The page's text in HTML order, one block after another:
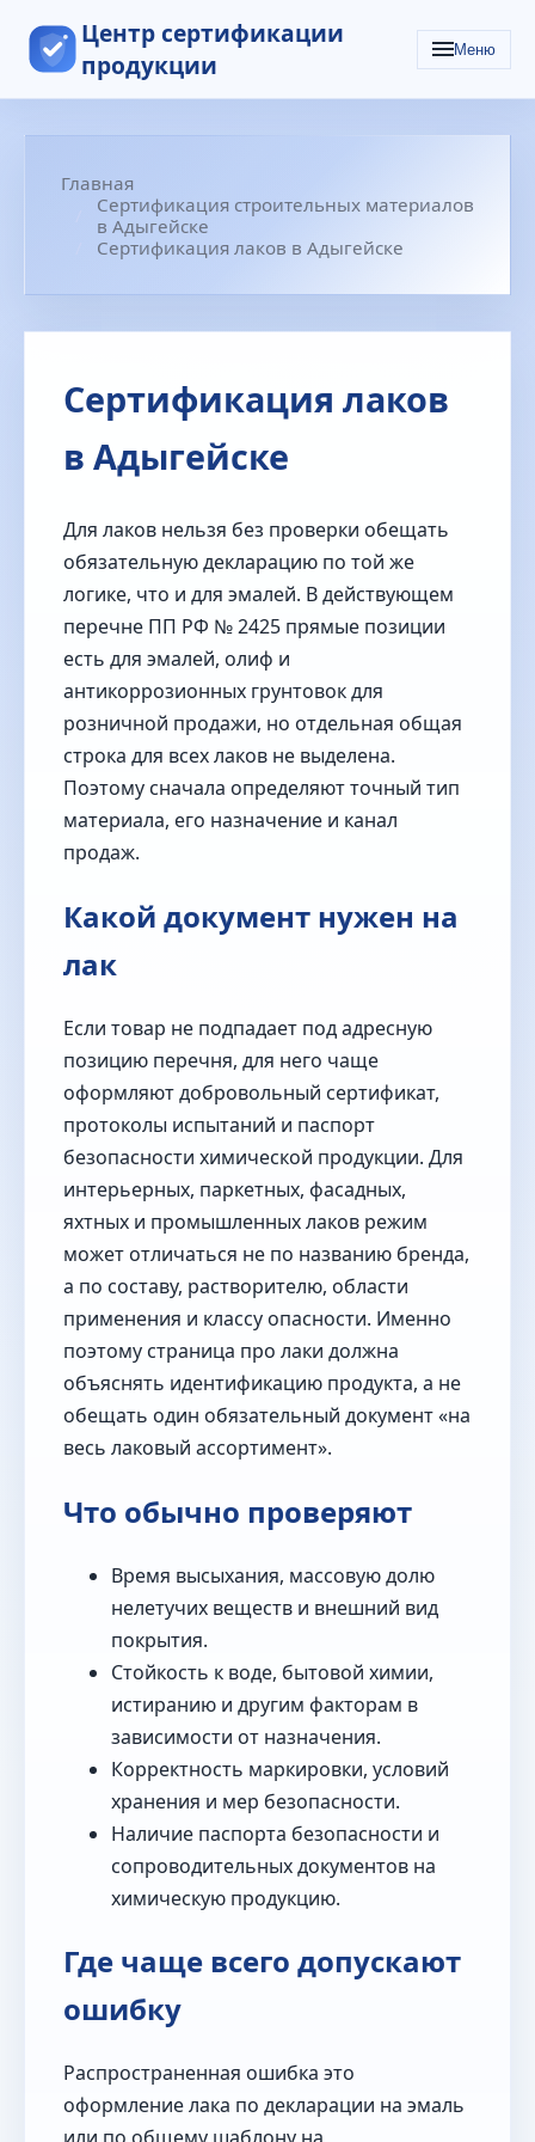
Центр сертификации
продукции
Меню
Главная
Сертификация строительных материалов
в Адыгейске
Сертификация лаков в Адыгейске
Сертификация лаков
в Адыгейске
Для лаков нельзя без проверки обещать
обязательную декларацию по той же
логике, что и для эмалей. В действующем
перечне ПП РФ № 2425 прямые позиции
есть для эмалей, олиф и
антикоррозионных грунтовок для
розничной продажи, но отдельная общая
строка для всех лаков не выделена.
Поэтому сначала определяют точный тип
материала, его назначение и канал
продаж.
Какой документ нужен на
лак
Если товар не подпадает под адресную
позицию перечня, для него чаще
оформляют добровольный сертификат,
протоколы испытаний и паспорт
безопасности химической продукции. Для
интерьерных, паркетных, фасадных,
яхтных и промышленных лаков режим
может отличаться не по названию бренда,
а по составу, растворителю, области
применения и классу опасности. Именно
поэтому страница про лаки должна
объяснять идентификацию продукта, а не
обещать один обязательный документ «на
весь лаковый ассортимент».
Что обычно проверяют
Время высыхания, массовую долю
нелетучих веществ и внешний вид
покрытия.
Стойкость к воде, бытовой химии,
истиранию и другим факторам в
зависимости от назначения.
Корректность маркировки, условий
хранения и мер безопасности.
Наличие паспорта безопасности и
сопроводительных документов на
химическую продукцию.
Где чаще всего допускают
ошибку
Распространенная ошибка это
оформление лака по декларации на эмаль